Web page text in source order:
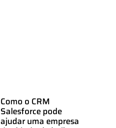
Como o CRM
Salesforce pode
ajudar uma empresa